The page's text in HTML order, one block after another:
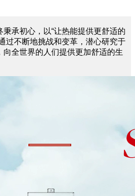
承初心，以“让热能提供更舒适的
过不断地挑战和变革，潜心研究于
全世界的人们提供更加舒适的生